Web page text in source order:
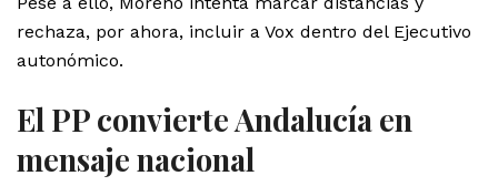
rechaza, por ahora, incluir a Vox dentro del Ejecutivo
autonómico.
El PP convierte Andalucía en
mensaje nacional